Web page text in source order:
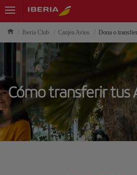
Iberia Club Canjea Avios Dona o
Cómo transferir tus